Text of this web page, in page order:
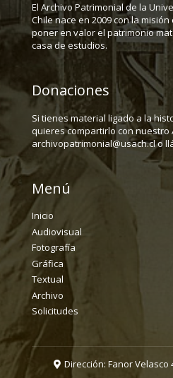
El Archivo Patrimonial de la
Chile nace en 2009 con la
poner en valor el patrimonio
casa de estudios.
Donaciones
Si tienes material ligado a la
quieres compartirlo con nuestro
archivopatrimonial@usach.cl o
Menú
Inicio
Audiovisual
Fotografía
Gráfica
Textual
Archivo
Solicitudes
Dirección: Fanor Velasco